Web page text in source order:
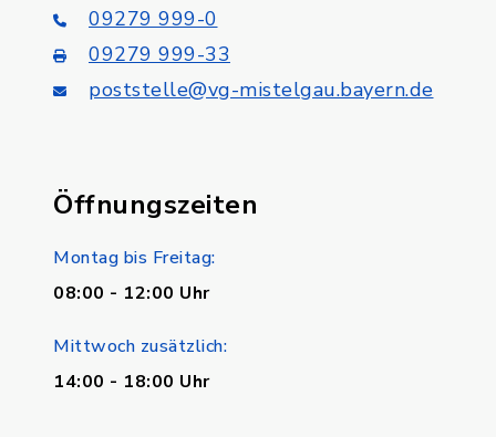
09279 999-0
09279 999-33
poststelle@vg-mistelgau.bayern.de
Öffnungszeiten
Montag bis Freitag:
08:00 - 12:00 Uhr
Mittwoch zusätzlich:
14:00 - 18:00 Uhr